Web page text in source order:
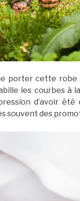
porter cette robe
les courbes à
d’avoir
souvent des